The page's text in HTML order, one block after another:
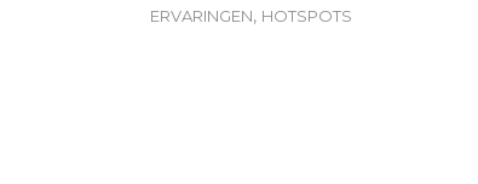
ERVARINGEN, HOTSPOTS